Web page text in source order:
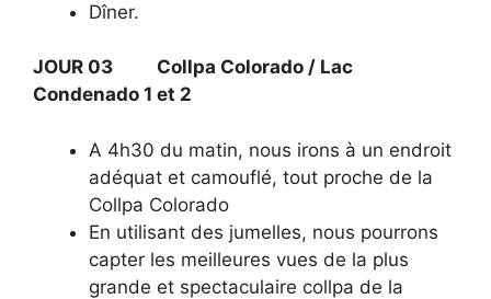
Dîner.
JOUR 03 Collpa Colorado / Lac
Condenado 1 et 2
A 4h30 du matin, nous irons à un endroit
adéquat et camouflé, tout proche de la
Collpa Colorado
En utilisant des jumelles, nous pourrons
capter les meilleures vues de la plus
grande et spectaculaire collpa de la